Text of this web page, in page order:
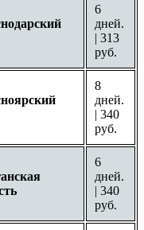
6
дней.
| 313
руб.
8
дней.
| 340
руб.
6
дней.
| 340
руб.